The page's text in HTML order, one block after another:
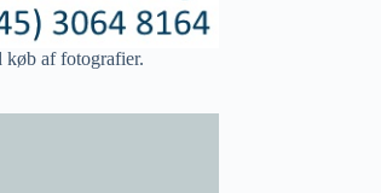
køb af fotografier.